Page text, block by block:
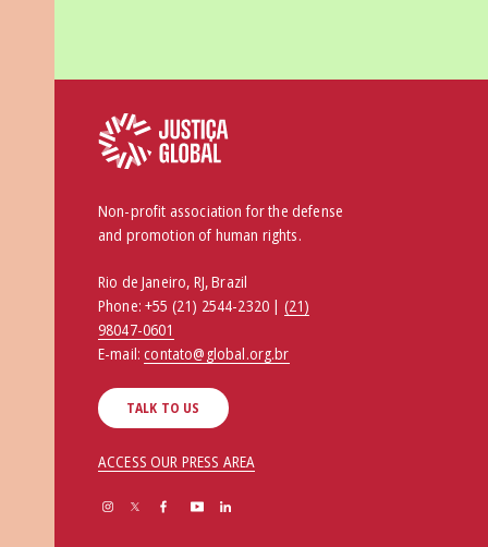
Non-profit association for the defense
and promotion of human rights.
Rio de Janeiro, RJ, Brazil
Phone:+55 (21) 2544-2320 | (21)
98047-0601
E-mail:contato@global.org.br
TALK TO US
ACCESS OUR PRESS AREA